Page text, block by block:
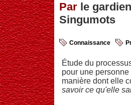
Par le gardien
Singumots
Connaissance
Étude du
pour une
manière dont elle
savoir ce qu'elle